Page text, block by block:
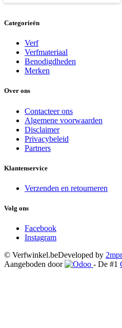
Categorieën
Verf
Verfmateriaal
Benodigdheden
Merken
Over ons
Contacteer ons
Algemene voorwaarden
Disclaimer
Privacybeleid
Partners
Klantenservice
Verzenden en retourneren
Volg ons
Facebook
Instagram
© Verfwinkel.beDeveloped by
Aangeboden door
- De #1